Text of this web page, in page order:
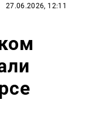
27.06.2026, 12:11